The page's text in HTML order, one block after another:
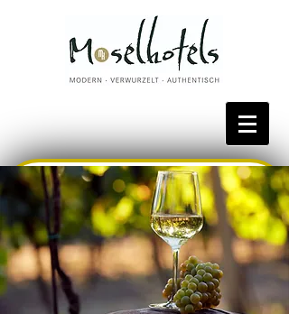
Bestpreis reservieren